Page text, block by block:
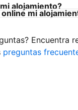
alojamiento?
mi
Encuentra
preguntas
clientes